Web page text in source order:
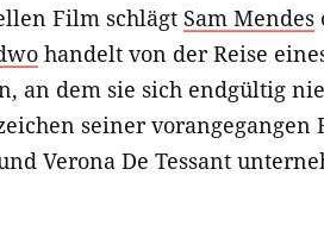
Film schlägt Sam Mendes
handelt von der Reise
an dem sie sich endgültig
seiner vorangegangen
Verona De Tessant